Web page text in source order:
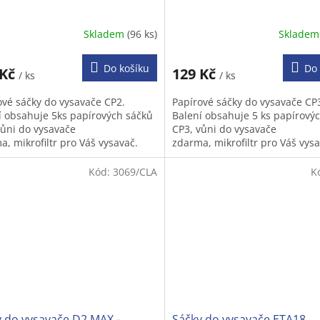
Skladem (96 ks)
/ ks
Do košíku
sáčky do vysavače CP2.
obsahuje 5ks papírových sáčků
do vysavače
mikrofiltr pro Váš vysavač.
je
z
5
hvězdiček.
129 Kč / ks
Papírové sáčky do vysavače
Balení obsahuje 5 ks
CP3, vůni do vysavače
zdarma, mikrofiltr pro Váš
Kód: 3069/CLA